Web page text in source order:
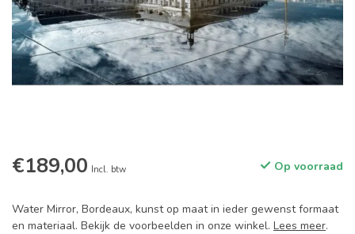
€189,00 Incl. btw Op voorraad
Water Mirror, Bordeaux, kunst op maat in ieder gewenst formaat
en materiaal. Bekijk de voorbeelden in onze winkel. Lees meer.